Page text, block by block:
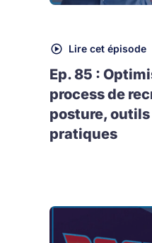
Lire cet épisode
Ep. 85 :
process de
posture,
pratiques